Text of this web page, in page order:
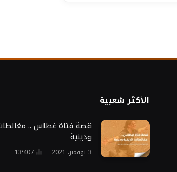
الأكثر شعبية
قصة فتاة غطاس ..
ودينية
3 نوفمبر، 2021 13٬407